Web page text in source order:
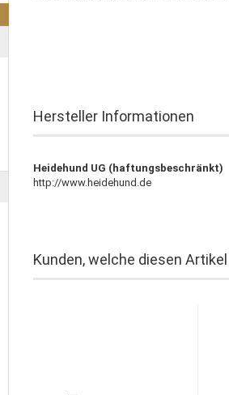
Hersteller Informationen
Heidehund UG (haftungsbeschränkt)
http://www.heidehund.de
Kunden, welche diesen